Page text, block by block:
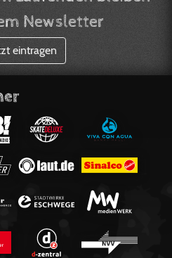
Newsletter
eintragen